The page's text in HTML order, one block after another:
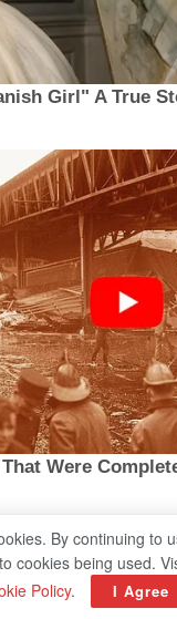
By continuing to
cookies being used.
Policy. I Agree